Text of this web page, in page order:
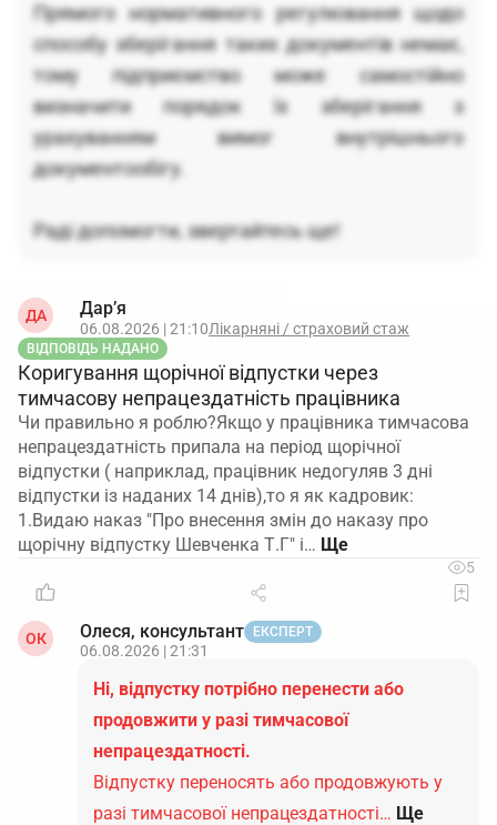
Прямого нормативного регулювання щодо
способу зберігання таких документів немає,
тому підприємство може самостійно
визначити порядок їх зберігання з
урахуванням вимог внутрішнього
документообігу.
Раді допомогти, звертайтесь ще!
ДА Дар’я
06.08.2026 | 21:10Лікарняні / страховий стаж
ВІДПОВІДЬ НАДАНО
Коригування щорічної відпустки через
тимчасову непрацездатність працівника
Чи правильно я роблю?Якщо у працівника тимчасова
непрацездатність припала на період щорічної
відпустки ( наприклад, працівник недогуляв 3 дні
відпустки із наданих 14 днів),то я як кадровик:
1.Видаю наказ "Про внесення змін до наказу про
щорічну відпустку Шевченка Т.Г" і…
5
ОК Олеся, консультант ЕКСПЕРТ
06.08.2026 | 21:31
Ні, відпустку потрібно перенести або
продовжити у разі тимчасової
непрацездатності.
Відпустку переносять або продовжують у
разі тимчасової непрацездатності… Ще